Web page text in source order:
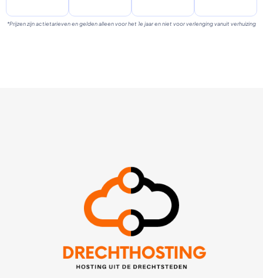
*Prijzen zijn actietarieven en gelden alleen voor het 1e jaar en niet voor verlenging vanuit verhuizing